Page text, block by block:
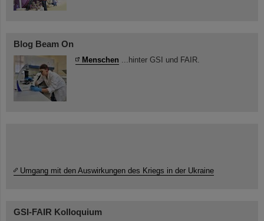
Blog Beam On
Menschen ...hinter GSI und FAIR.
Umgang mit den Auswirkungen des Kriegs in der Ukraine
GSI-FAIR Kolloquium